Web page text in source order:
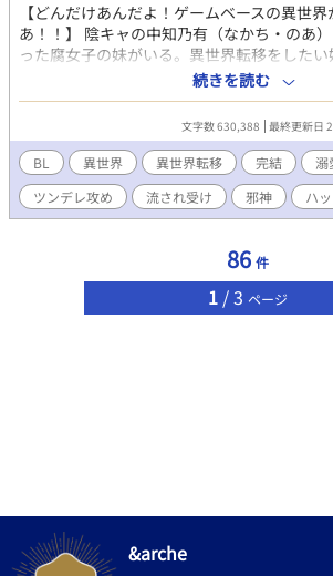
【どんだけあんだよ！ゲームベースの異世
あ！！】 陰キャの中知乃有（なかち・のあ
った腐女子の妹がいる。異世界転移をした
代わりに、なぜか乃有が巻き込まれ、ありと
ばされてしまうことに。しかし、毎回、違
なのに、どこの世界にも必ず、乃有の近く
レが現れる。色んな世界のツンデレは、な
った世界の、天才魔術師・ヒューにそっくり
うこの既視感？どうしてこんなに似てるの？
と？！」だけど、乃有は、あることに気がつ
アの世界を超えた純愛の物語。 【※※ＮＬ
続きを読む
文字数 630,388 最終更新日
BL 異世界 異世界転移 完結 溺
ツンデレ攻め
流され受け 邪神 ハ
86 件
1 / 3 ページ
&arche